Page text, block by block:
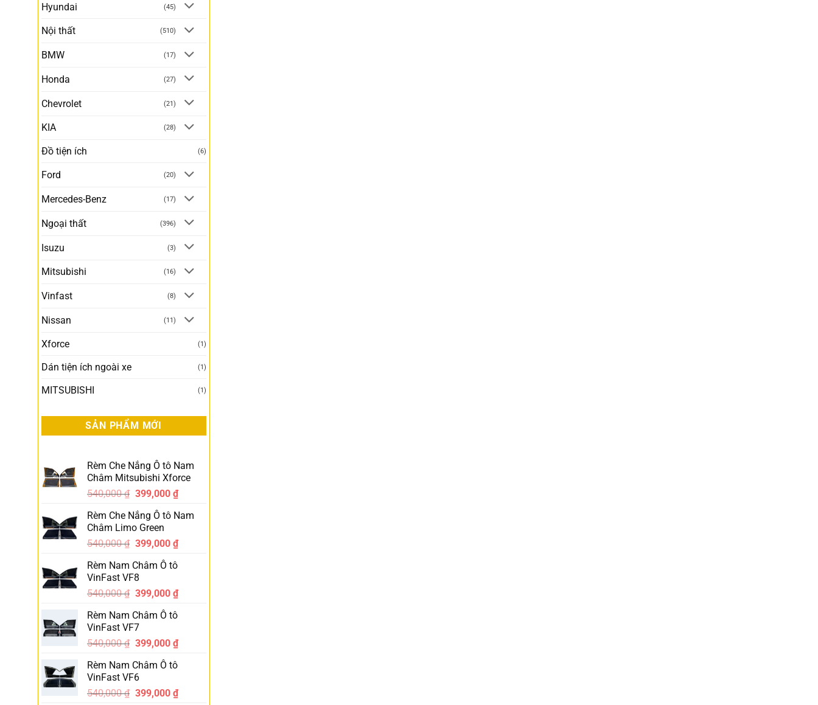
Hyundai (45)
Nội thất (510)
BMW (17)
Honda (27)
Chevrolet (21)
KIA (28)
Đồ tiện ích (6)
Ford (20)
Mercedes-Benz (17)
Ngoại thất (396)
Isuzu (3)
Mitsubishi (16)
Vinfast (8)
Nissan (11)
Xforce (1)
Dán tiện ích ngoài xe (1)
MITSUBISHI (1)
SẢN PHẨM MỚI
Rèm Che Nắng Ô tô Nam
Châm Mitsubishi Xforce
540,000₫ 399,000 ₫
Rèm Che Nắng Ô tô Nam
Châm Limo Green
540,000₫ 399,000 ₫
Rèm Nam Châm Ô tô
VinFast VF8
540,000₫ 399,000 ₫
Rèm Nam Châm Ô tô
VinFast VF7
540,000₫ 399,000 ₫
Rèm Nam Châm Ô tô
VinFast VF6
540,000₫ 399,000 ₫